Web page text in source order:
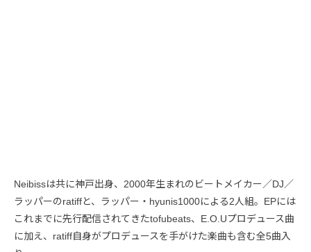
Neibissは共に神戸出身、2000年生まれのビートメイカー／DJ／
ラッパーのratiffと、ラッパー・hyunis1000による2人組。EPには
これまでに先行配信されてきたtofubeats、E.O.Uプロデュース曲
に加え、ratiff自身がプロデュースを手がけた楽曲も含む全5曲入